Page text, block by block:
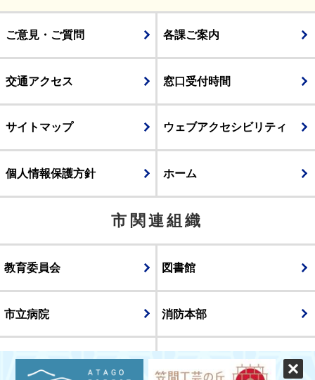
ご意見・ご質問 各課ご案内
交通アクセス 窓口受付時間
サイトマップ ウェブアクセシビリティ
個人情報保護方針 ホーム
市関連組織
教育委員会 図書館
市立病院 消防本部
議会